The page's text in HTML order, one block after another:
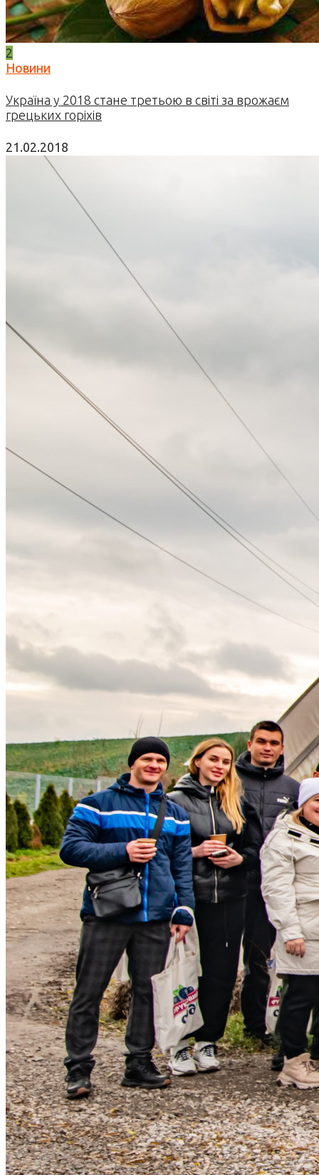
2
Новини
Україна у 2018 стане третьою в світі за врожаєм
грецьких горіхів
21.02.2018